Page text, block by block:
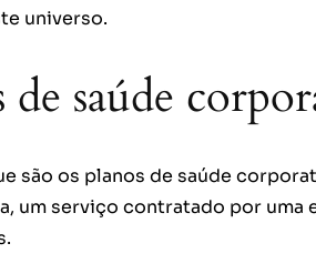
universo.
saúde
são os planos de saúde
um serviço contratado por uma